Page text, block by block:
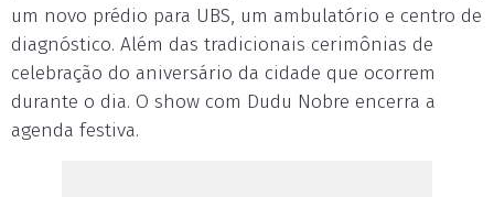
um novo prédio para UBS, um ambulatório e centro de
diagnóstico. Além das tradicionais cerimônias de
celebração do aniversário da cidade que ocorrem
durante o dia. O show com Dudu Nobre encerra a
agenda festiva.